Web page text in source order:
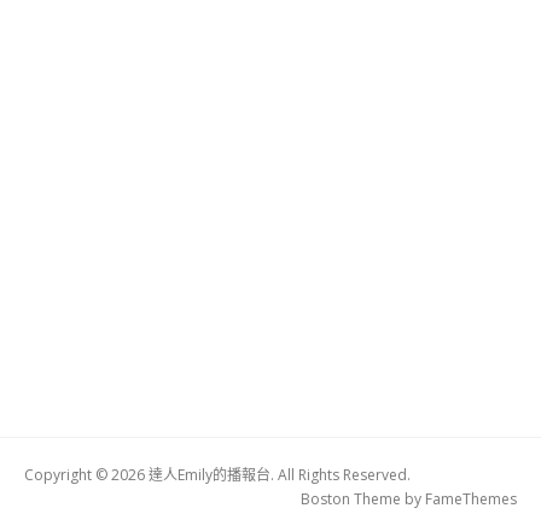
Copyright © 2026 達人Emily的播報台. All Rights Reserved.
Boston Theme by FameThemes